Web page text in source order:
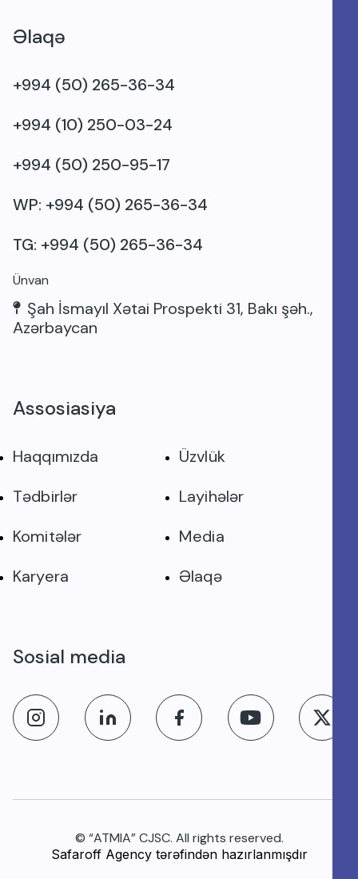
Əlaqə
+994 (50) 265-36-34
+994 (10) 250-03-24
+994 (50) 250-95-17
WP: +994 (50) 265-36-34
TG: +994 (50) 265-36-34
Ünvan
Şah İsmayıl Xətai Prospekti 31, Bakı şəh.,
Azərbaycan
Assosiasiya
Haqqımızda
Üzvlük
Tədbirlər
Layihələr
Komitələr
Media
Karyera
Əlaqə
Sosial media
© “ATMIA” CJSC. All rights reserved.
Safaroff Agency tərəfindən hazırlanmışdır